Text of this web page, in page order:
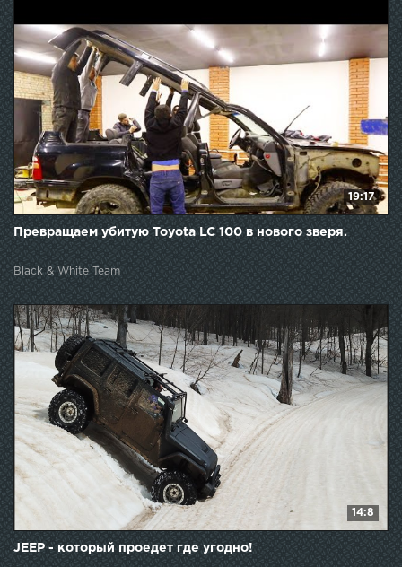
19:17
Превращаем убитую Toyota LC 100 в нового зверя.
Black & White Team
14:8
JEEP - который проедет где угодно!